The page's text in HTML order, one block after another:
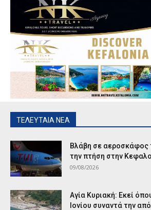
ΤΕΛΕΥΤΑΙΑ ΝΕΑ
Βλάβη σε αεροσκάφος
την πτήση στην
09/08/2026
Αγία Κυριακή: Εκεί
Ιονίου συναντά την